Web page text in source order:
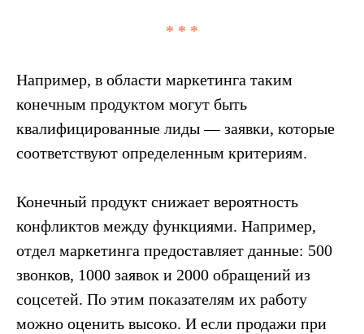
* * *
Например, в области маркетинга таким
конечным продуктом могут быть
квалифицированные лиды — заявки, которые
соответствуют определенным критериям.
Конечный продукт снижает вероятность
конфликтов между функциями. Например,
отдел маркетинга предоставляет данные: 500
звонков, 1000 заявок и 2000 обращений из
соцсетей. По этим показателям их работу
можно оценить высоко. И если продажи при